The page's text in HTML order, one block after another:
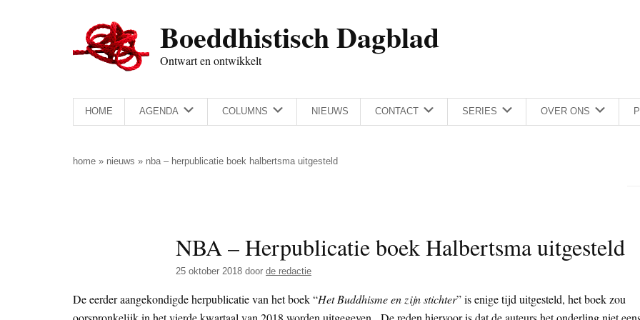
Boeddhistisch Dagblad
Ontwart en ontwikkelt
HOME AGENDA COLUMNS NIEUWS CONTACT SERIES OVER ONS
home » nieuws » nba – herpublicatie boek halbertsma uitgesteld
NBA – Herpublicatie boek Halbertsma uitgesteld
25 oktober 2018 door de redactie
De eerder aangekondigde herpublicatie van het boek “Het Buddhisme en zijn stichter” is enige tijd uitgesteld, het boek zou